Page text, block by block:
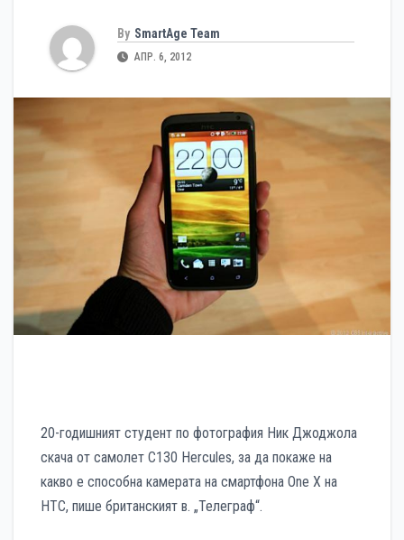
By SmartAge Team
АПР. 6, 2012
20-годишният студент по фотография Ник Джоджола
скача от самолет C130 Hercules, за да покаже на
какво е способна камерата на смартфона One X на
HTC, пише британският в. „Телеграф“.